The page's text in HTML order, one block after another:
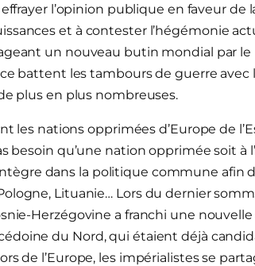
l’opinion publique en faveur
et à contester l’hégémonie
un nouveau butin mondial par le
battent les tambours de guerre
plus en plus nombreuses.
les nations opprimées d’Europe de
besoin qu’une nation opprimée soit à
dans la politique commune afin
Lituanie… Lors du dernier
Herzégovine a franchi une
du Nord, qui étaient déjà
de l’Europe, les impérialistes se